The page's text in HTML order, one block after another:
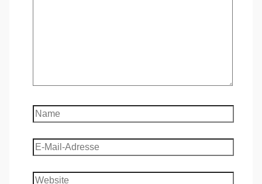
Name
E-
Mail-
Adresse
Website